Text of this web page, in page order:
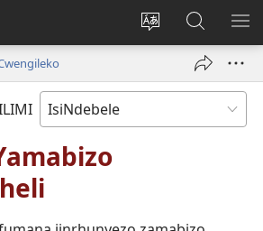
Tjhentjha
lezinzolwazi
Thungela
(opens
Setjha
Ku-
JW.ORG